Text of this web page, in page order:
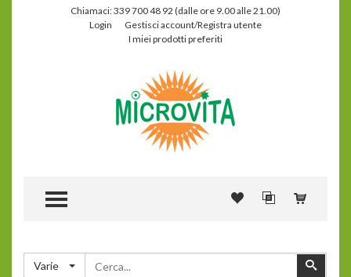
Chiamaci: 339 700 48 92 (dalle ore 9.00 alle 21.00)
Login
Gestisci account/Registra utente
I miei prodotti preferiti
TOGGLE MENU
Varie